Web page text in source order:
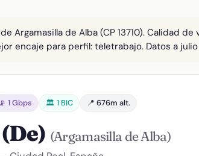
Argamasilla de Alba (CP 13710). Calidad
encaje para perfil: teletrabajo. Datos a
📡 1 Gbps 🏛️ 1 BIC 📍 676m alt.
(Argamasilla de Alba)